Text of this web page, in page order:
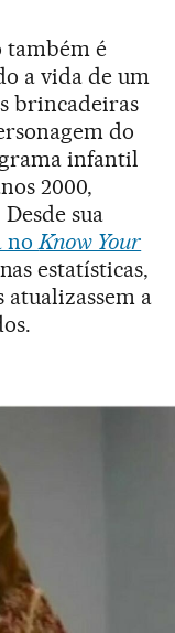
também é
a vida de um
brincadeiras
do
infantil
2000,
sua
noKnow Your
estatísticas,
atualizassem a